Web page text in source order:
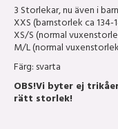
3 Storlekar, nu även i
XXS (barnstorlek ca 134-
XS/S (normal
M/L (normal
Färg: svarta
OBS!Vi byter ej
rätt storlek!